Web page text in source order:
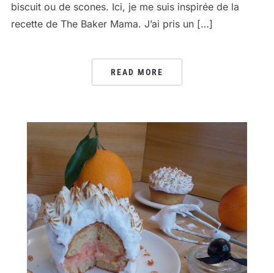
biscuit ou de scones. Ici, je me suis inspirée de la
recette de The Baker Mama. J’ai pris un […]
READ MORE